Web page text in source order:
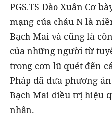
PGS.TS Đào Xuân Cơ
mạng của cháu N là
Bạch Mai và cũng là
của những người từ
trong cơn lũ quét đến
Pháp đã đưa phương
Bạch Mai điều trị hiệu
nhân.